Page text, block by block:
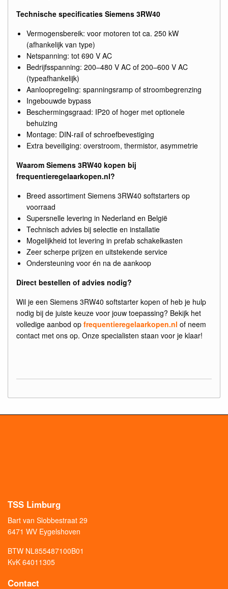
Technische specificaties Siemens 3RW40
Vermogensbereik: voor motoren tot ca. 250 kW
(afhankelijk van type)
Netspanning: tot 690 V AC
Bedrijfsspanning: 200–480 V AC of 200–600 V AC
(typeafhankelijk)
Aanloopregeling: spanningsramp of stroombegrenzing
Ingebouwde bypass
Beschermingsgraad: IP20 of hoger met optionele
behuizing
Montage: DIN-rail of schroefbevestiging
Extra beveiliging: overstroom, thermistor, asymmetrie
Waarom Siemens 3RW40 kopen bij
frequentieregelaarkopen.nl?
Breed assortiment Siemens 3RW40 softstarters op
voorraad
Supersnelle levering in Nederland en België
Technisch advies bij selectie en installatie
Mogelijkheid tot levering in prefab schakelkasten
Zeer scherpe prijzen en uitstekende service
Ondersteuning voor én na de aankoop
Direct bestellen of advies nodig?
Wil je een Siemens 3RW40 softstarter kopen of heb je hulp
nodig bij de juiste keuze voor jouw toepassing? Bekijk het
volledige aanbod op frequentieregelaarkopen.nl of neem
contact met ons op. Onze specialisten staan voor je klaar!
TSS Limburg
Bart van Slobbestraat 29
6471 WV Eygelshoven
BTW NL855487100B01
KvK 64011305
Contact